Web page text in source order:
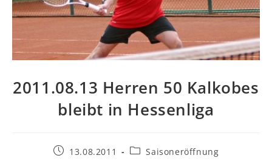
2011.08.13 Herren 50 Kalkobes
bleibt in Hessenliga
Beitrag13.08.2011
Beitrags-
Saisoneröffnung